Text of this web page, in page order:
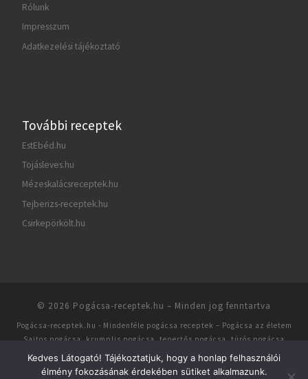
Rólunk
Impresszum
Adatkezelési tájékoztató
További receptek
EstEbéd.hu
Tojásleves.hu
Mézeskalácsreceptek.hu
Tejberizs-receptek.hu
Csirkepörkölt.hu
© 2026 Pogácsa-receptek.hu – Minden jog fenntartva
Pogácsa-receptek.hu - Mindenféle pogácsa receptek – Pogácsa az életem
Sajtos pogácsa, krumplis pogácsa, tepertős pogácsa, túrós pogácsa
receptek · Készítette:
Customizr theme- Lap tetejére ↑
Kedves Látogató! Tájékoztatjuk, hogy a honlap felhasználói
élmény fokozásának érdekében sütiket alkalmazunk.